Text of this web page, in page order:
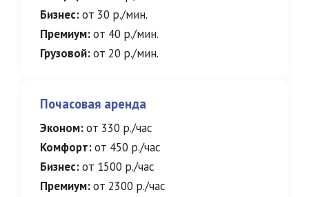
Бизнес:от 30 р./мин.
Премиум:от 40 р./мин.
Грузовой:от 20 р./мин.
Почасовая аренда
Эконом:от 330 р./час
Комфорт:от 450 р./час
Бизнес:от 1500 р./час
Премиум:от 2300 р./час